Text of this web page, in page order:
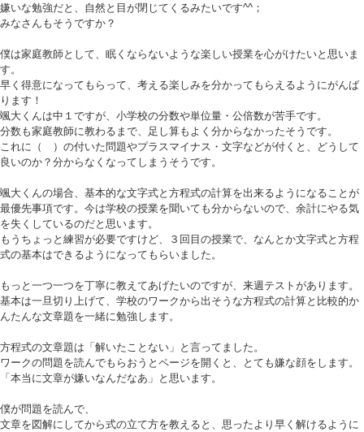
嫌いな勉強だと、自然と目が閉じてくるみたいです^^；
みなさんもそうですか？
僕は家庭教師として、眠くならないような楽しい授業を心がけたいと思いま
す。
早く得意になってもらって、考える楽しみを分かってもらえるようにがんば
ります！
颯大くんは中１ですが、小学校の分数や単位量・公倍数が苦手です。
分数も家庭教師に教わるまで、足し算もよく分からなかったそうです。
これに（ ）の付いた問題やプラスマイナス・文字などが付くと、どうして
良いのか？分からなくなってしまうそうです。
颯大くんの場合、基本的な文字式と方程式の計算を出来るようになることが
最優先事項です。今は学校の授業を聞いても分からないので、余計にやる気
を失くしているのだと思います。
もうちょっと練習が必要ですけど、３回目の授業で、なんとか文字式と方程
式の基本はできるようになってもらいました。
もっと一つ一つを丁寧に教えてあげたいのですが、来週テストがあります。
基本は一旦切り上げて、学校のワークから出そうな方程式の計算と比較的か
んたんな文章題を一緒に勉強します。
方程式の文章題は「解いたことない」と言ってました。
ワークの問題を読んでもらおうとページを開くと、とても嫌な顔をします。
「本当に文章が嫌いなんだなあ」と思います。
僕が問題を読んで、
文章を図解にしてから式の立て方を教えると、思ったより早く解けるように